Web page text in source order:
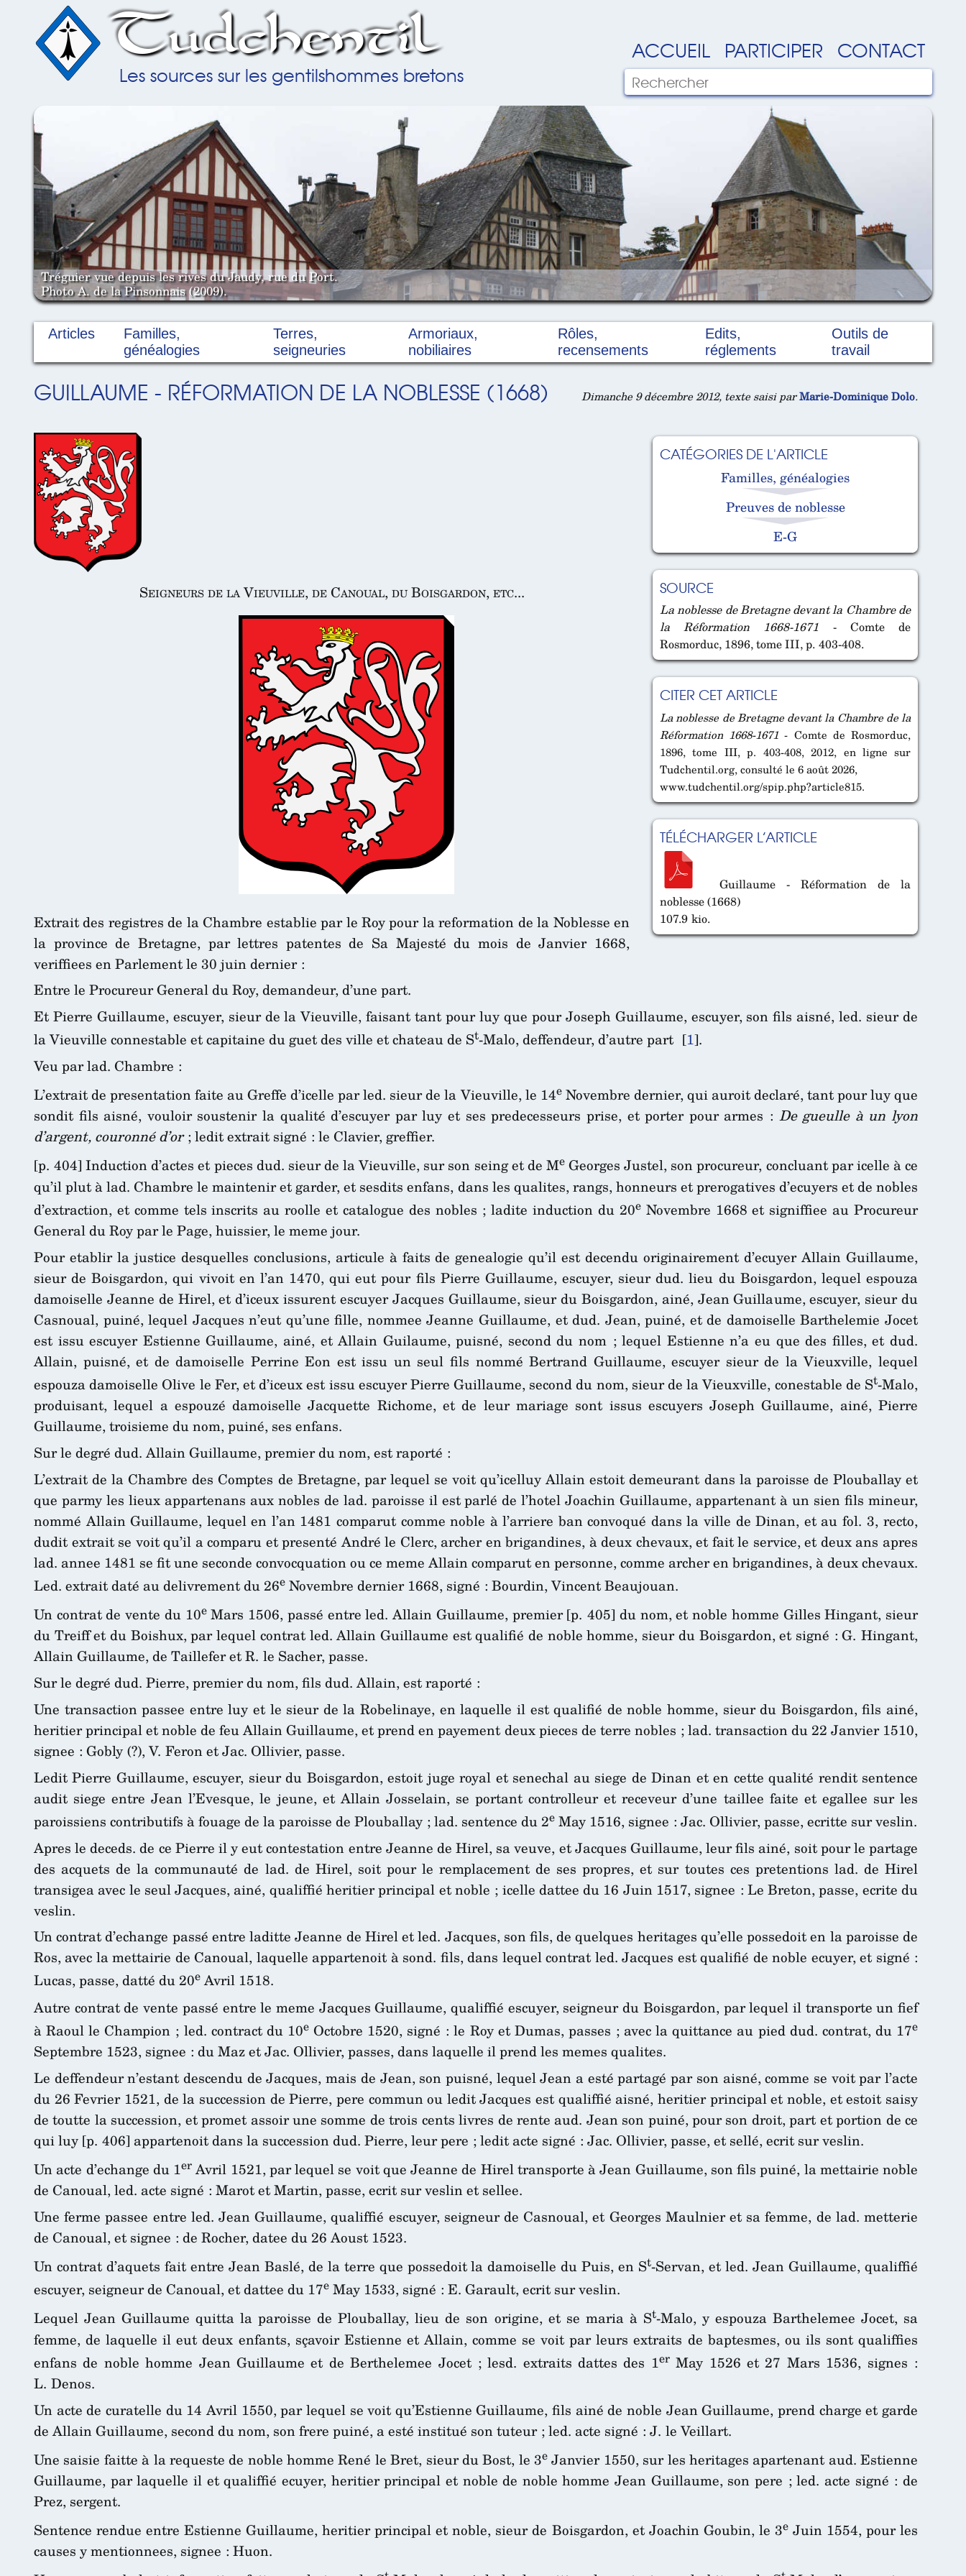
Tudchentil
Les sources sur les gentilshommes bretons
ACCUEIL PARTICIPER CONTACT
Tréguier vue depuis les rives du Jaudy, rue du Port.
Photo A. de la Pinsonnais (2009).
Articles
Familles,
généalogies
Terres,
seigneuries
Armoriaux,
nobiliaires
Rôles,
recensements
Edits,
réglements
Outils de
travail
GUILLAUME - RÉFORMATION DE LA NOBLESSE (1668) Dimanche 9 décembre 2012, texte saisi parMarie-Dominique Dolo.
CATÉGORIES DE L'ARTICLE
Familles, généalogies
Preuves de noblesse
E-G
SOURCE
La noblesse de Bretagne devant la Chambre de
la Réformation 1668-1671 - Comte de
Rosmorduc, 1896, tome III, p. 403-408.
CITER CET ARTICLE
La noblesse de Bretagne devant la Chambre de la
Réformation 1668-1671 - Comte de Rosmorduc,
1896, tome III, p. 403-408, 2012, en ligne sur
Tudchentil.org, consulté le 6 août 2026,
www.tudchentil.org/spip.php?article815.
TÉLÉCHARGER L’ARTICLE
Guillaume - Réformation de la
noblesse (1668)
107.9 kio.
Seigneurs de la Vieuville, de Canoual, du Boisgardon, etc...
Extrait des registres de la Chambre establie par le Roy pour la reformation de la Noblesse en
la province de Bretagne, par lettres patentes de Sa Majesté du mois de Janvier 1668,
veriffiees en Parlement le 30 juin dernier :
Entre le Procureur General du Roy, demandeur, d’une part.
Et Pierre Guillaume, escuyer, sieur de la Vieuville, faisant tant pour luy que pour Joseph Guillaume, escuyer, son fils aisné, led. sieur de
la Vieuville connestable et capitaine du guet des ville et chateau de St-Malo, deffendeur, d’autre part [1].
Veu par lad. Chambre :
L’extrait de presentation faite au Greffe d’icelle par led. sieur de la Vieuville, le 14eNovembre dernier, qui auroit declaré, tant pour luy que
sondit fils aisné, vouloir soustenir la qualité d’escuyer par luy et ses predecesseurs prise, et porter pour armes : De gueulle à un lyon
d’argent, couronné d’or; ledit extrait signé : le Clavier, greffier.
[p. 404] Induction d’actes et pieces dud. sieur de la Vieuville, sur son seing et de MeGeorges Justel, son procureur, concluant par icelle à ce
qu’il plut à lad. Chambre le maintenir et garder, et sesdits enfans, dans les qualites, rangs, honneurs et prerogatives d’ecuyers et de nobles
d’extraction, et comme tels inscrits au roolle et catalogue des nobles ; ladite induction du 20eNovembre 1668 et signiffiee au Procureur
General du Roy par le Page, huissier, le meme jour.
Pour etablir la justice desquelles conclusions, articule à faits de genealogie qu’il est decendu originairement d’ecuyer Allain Guillaume,
sieur de Boisgardon, qui vivoit en l’an 1470, qui eut pour fils Pierre Guillaume, escuyer, sieur dud. lieu du Boisgardon, lequel espouza
damoiselle Jeanne de Hirel, et d’iceux issurent escuyer Jacques Guillaume, sieur du Boisgardon, ainé, Jean Guillaume, escuyer, sieur du
Casnoual, puiné, lequel Jacques n’eut qu’une fille, nommee Jeanne Guillaume, et dud. Jean, puiné, et de damoiselle Barthelemie Jocet
est issu escuyer Estienne Guillaume, ainé, et Allain Guilaume, puisné, second du nom ; lequel Estienne n’a eu que des filles, et dud.
Allain, puisné, et de damoiselle Perrine Eon est issu un seul fils nommé Bertrand Guillaume, escuyer sieur de la Vieuxville, lequel
espouza damoiselle Olive le Fer, et d’iceux est issu escuyer Pierre Guillaume, second du nom, sieur de la Vieuxville, conestable de St-Malo,
produisant, lequel a espouzé damoiselle Jacquette Richome, et de leur mariage sont issus escuyers Joseph Guillaume, ainé, Pierre
Guillaume, troisieme du nom, puiné, ses enfans.
Sur le degré dud. Allain Guillaume, premier du nom, est raporté :
L’extrait de la Chambre des Comptes de Bretagne, par lequel se voit qu’icelluy Allain estoit demeurant dans la paroisse de Plouballay et
que parmy les lieux appartenans aux nobles de lad. paroisse il est parlé de l’hotel Joachin Guillaume, appartenant à un sien fils mineur,
nommé Allain Guillaume, lequel en l’an 1481 comparut comme noble à l’arriere ban convoqué dans la ville de Dinan, et au fol. 3, recto,
dudit extrait se voit qu’il a comparu et presenté André le Clerc, archer en brigandines, à deux chevaux, et fait le service, et deux ans apres
lad. annee 1481 se fit une seconde convocquation ou ce meme Allain comparut en personne, comme archer en brigandines, à deux chevaux.
Led. extrait daté au delivrement du 26e Novembre dernier 1668, signé : Bourdin, Vincent Beaujouan.
Un contrat de vente du 10eMars 1506, passé entre led. Allain Guillaume, premier [p. 405] du nom, et noble homme Gilles Hingant, sieur
du Treiff et du Boishux, par lequel contrat led. Allain Guillaume est qualifié de noble homme, sieur du Boisgardon, et signé : G. Hingant,
Allain Guillaume, de Taillefer et R. le Sacher, passe.
Sur le degré dud. Pierre, premier du nom, fils dud. Allain, est raporté :
Une transaction passee entre luy et le sieur de la Robelinaye, en laquelle il est qualifié de noble homme, sieur du Boisgardon, fils ainé,
heritier principal et noble de feu Allain Guillaume, et prend en payement deux pieces de terre nobles ; lad. transaction du 22 Janvier 1510,
signee : Gobly (?), V. Feron et Jac. Ollivier, passe.
Ledit Pierre Guillaume, escuyer, sieur du Boisgardon, estoit juge royal et senechal au siege de Dinan et en cette qualité rendit sentence
audit siege entre Jean l’Evesque, le jeune, et Allain Josselain, se portant controlleur et receveur d’une taillee faite et egallee sur les
paroissiens contributifs à fouage de la paroisse de Plouballay ; lad. sentence du 2e May 1516, signee : Jac. Ollivier, passe, ecritte sur veslin.
Apres le deceds. de ce Pierre il y eut contestation entre Jeanne de Hirel, sa veuve, et Jacques Guillaume, leur fils ainé, soit pour le partage
des acquets de la communauté de lad. de Hirel, soit pour le remplacement de ses propres, et sur toutes ces pretentions lad. de Hirel
transigea avec le seul Jacques, ainé, qualiffié heritier principal et noble ; icelle dattee du 16 Juin 1517, signee : Le Breton, passe, ecrite du
veslin.
Un contrat d’echange passé entre laditte Jeanne de Hirel et led. Jacques, son fils, de quelques heritages qu’elle possedoit en la paroisse de
Ros, avec la mettairie de Canoual, laquelle appartenoit à sond. fils, dans lequel contrat led. Jacques est qualifié de noble ecuyer, et signé :
Lucas, passe, datté du 20eAvril 1518.
Autre contrat de vente passé entre le meme Jacques Guillaume, qualiffié escuyer, seigneur du Boisgardon, par lequel il transporte un fief
à Raoul le Champion ; led. contract du 10eOctobre 1520, signé : le Roy et Dumas, passes ; avec la quittance au pied dud. contrat, du 17e
Septembre 1523, signee : du Maz et Jac. Ollivier, passes, dans laquelle il prend les memes qualites.
Le deffendeur n’estant descendu de Jacques, mais de Jean, son puisné, lequel Jean a esté partagé par son aisné, comme se voit par l’acte
du 26 Fevrier 1521, de la succession de Pierre, pere commun ou ledit Jacques est qualiffié aisné, heritier principal et noble, et estoit saisy
de toutte la succession, et promet assoir une somme de trois cents livres de rente aud. Jean son puiné, pour son droit, part et portion de ce
qui luy [p. 406] appartenoit dans la succession dud. Pierre, leur pere ; ledit acte signé : Jac. Ollivier, passe, et sellé, ecrit sur veslin.
Un acte d’echange du 1erAvril 1521, par lequel se voit que Jeanne de Hirel transporte à Jean Guillaume, son fils puiné, la mettairie noble
de Canoual, led. acte signé : Marot et Martin, passe, ecrit sur veslin et sellee.
Une ferme passee entre led. Jean Guillaume, qualiffié escuyer, seigneur de Casnoual, et Georges Maulnier et sa femme, de lad. metterie
de Canoual, et signee : de Rocher, datee du 26 Aoust 1523.
Un contrat d’aquets fait entre Jean Baslé, de la terre que possedoit la damoiselle du Puis, en St-Servan, et led. Jean Guillaume, qualiffié
escuyer, seigneur de Canoual, et dattee du 17e May 1533, signé : E. Garault, ecrit sur veslin.
Lequel Jean Guillaume quitta la paroisse de Plouballay, lieu de son origine, et se maria à St-Malo, y espouza Barthelemee Jocet, sa
femme, de laquelle il eut deux enfants, sçavoir Estienne et Allain, comme se voit par leurs extraits de baptesmes, ou ils sont qualiffies
enfans de noble homme Jean Guillaume et de Berthelemee Jocet ; lesd. extraits dattes des 1erMay 1526 et 27 Mars 1536, signes :
L. Denos.
Un acte de curatelle du 14 Avril 1550, par lequel se voit qu’Estienne Guillaume, fils ainé de noble Jean Guillaume, prend charge et garde
de Allain Guillaume, second du nom, son frere puiné, a esté institué son tuteur ; led. acte signé : J. le Veillart.
Une saisie faitte à la requeste de noble homme René le Bret, sieur du Bost, le 3e Janvier 1550, sur les heritages apartenant aud. Estienne
Guillaume, par laquelle il et qualiffié ecuyer, heritier principal et noble de noble homme Jean Guillaume, son pere ; led. acte signé : de
Prez, sergent.
Sentence rendue entre Estienne Guillaume, heritier principal et noble, sieur de Boisgardon, et Joachin Goubin, le 3eJuin 1554, pour les
causes y mentionnees, signee : Huon.